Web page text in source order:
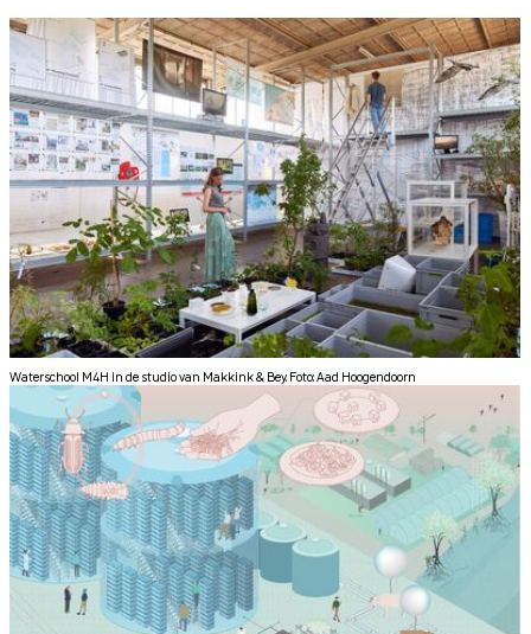
Waterschool M4H in de studio van Makkink & Bey. Foto: Aad Hoogendoorn